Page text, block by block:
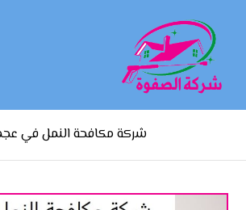
شركة مكافحة النمل في